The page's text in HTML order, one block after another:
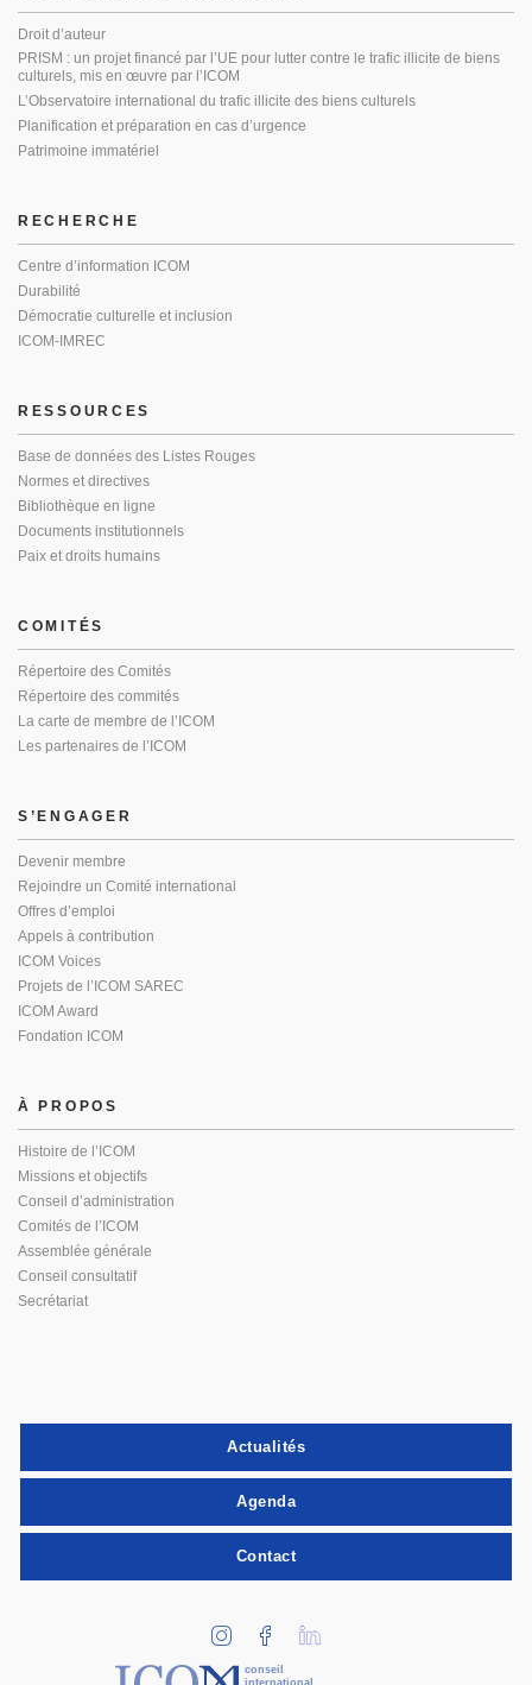
Droit d’auteur
PRISM : un projet financé par l’UE pour lutter contre le trafic illicite de biens
culturels, mis en œuvre par l’ICOM
L’Observatoire international du trafic illicite des biens culturels
Planification et préparation en cas d’urgence
Patrimoine immatériel
RECHERCHE
Centre d’information ICOM
Durabilité
Démocratie culturelle et inclusion
ICOM-IMREC
RESSOURCES
Base de données des Listes Rouges
Normes et directives
Bibliothèque en ligne
Documents institutionnels
Paix et droits humains
COMITÉS
Répertoire des Comités
Répertoire des commités
La carte de membre de l’ICOM
Les partenaires de l’ICOM
S’ENGAGER
Devenir membre
Rejoindre un Comité international
Offres d’emploi
Appels à contribution
ICOM Voices
Projets de l’ICOM SAREC
ICOM Award
Fondation ICOM
À PROPOS
Histoire de l’ICOM
Missions et objectifs
Conseil d’administration
Comités de l’ICOM
Assemblée générale
Conseil consultatif
Secrétariat
Actualités
Agenda
Contact
conseil
international